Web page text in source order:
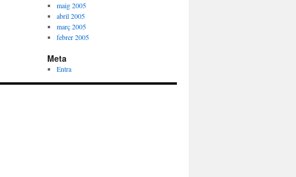
maig 2005
abril 2005
març 2005
febrer 2005
Meta
Entra